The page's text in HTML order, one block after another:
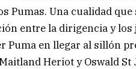
Pumas. Una cualidad
entre la dirigencia y los
Puma en llegar al sillón
Heriot y Oswald